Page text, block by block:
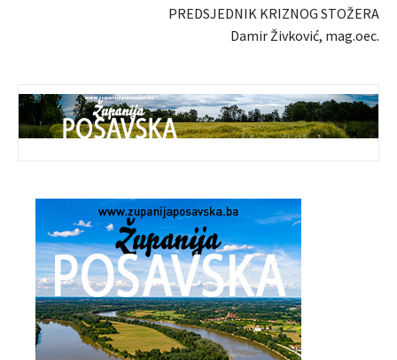
PREDSJEDNIK KRIZNOG STOŽERA
Damir Živković, mag.oec.